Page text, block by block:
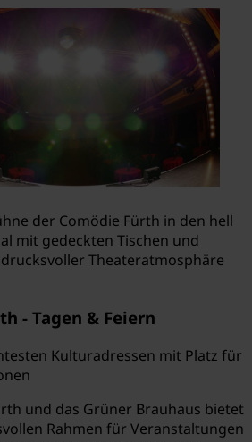
der Comödie Fürth in den hell
mit gedeckten Tischen und
Theateratmosphäre
- Tagen & Feiern
Kulturadressen mit Platz für
und das Grüner Brauhaus bietet
Rahmen für Veranstaltungen